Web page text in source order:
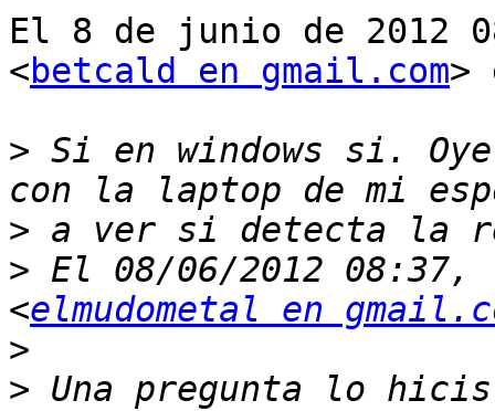
El 8 de junio de 2012
<betcald en gmail.com>
> Si en windows si.
>
> El 08/06/2012 08:37,
<elmudometal en
>
> Una pregunta lo